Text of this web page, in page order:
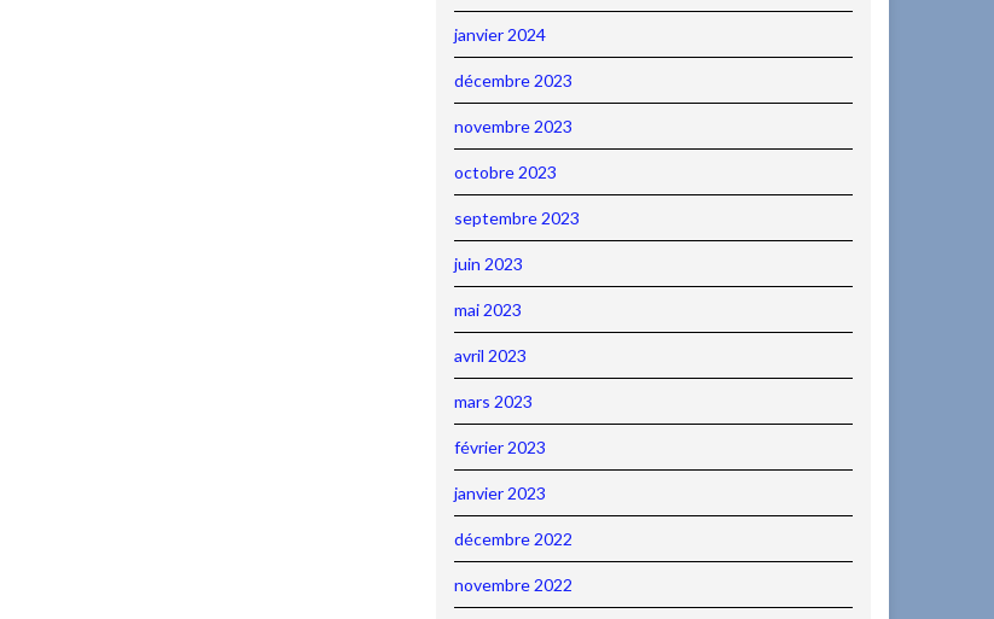
janvier 2024
décembre 2023
novembre 2023
octobre 2023
septembre 2023
juin 2023
mai 2023
avril 2023
mars 2023
février 2023
janvier 2023
décembre 2022
novembre 2022